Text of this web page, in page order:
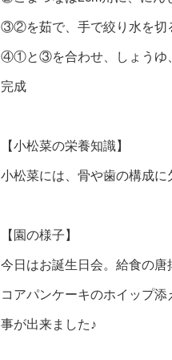
③②を茹で、手で絞り水を切
④①と③を合わせ、しょうゆ
完成
【小松菜の栄養知識】
小松菜には、骨や歯の構成に
【園の様子】
今日はお誕生日会。給食の
コアパンケーキのホイップ
事が出来ました♪